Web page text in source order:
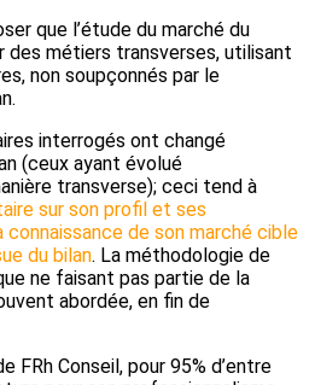
que l’étude du marché du
des métiers transverses, utilisant
non soupçonnés par le
interrogés ont changé
(ceux ayant évolué
transverse); ceci tend à
sur son profil et ses
de son marché cible
du bilan. La méthodologie de
ne faisant pas partie de la
abordée, en fin de
FRh Conseil, pour 95% d’entre